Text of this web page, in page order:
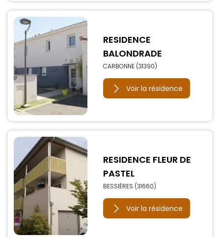
RESIDENCE
BALONDRADE
CARBONNE (31390)
Voir la résidence
RESIDENCE FLEUR DE
PASTEL
BESSIÈRES (31660)
Voir la résidence